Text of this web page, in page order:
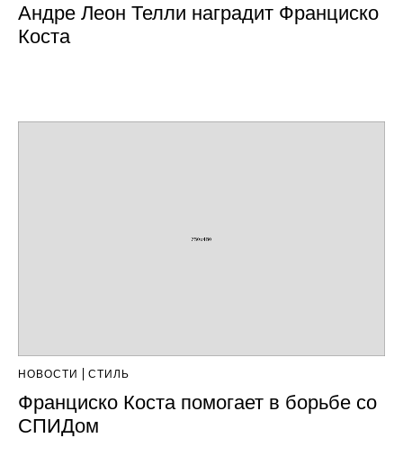
Андре Леон Телли наградит Франциско
Коста
НОВОСТИ СТИЛЬ
Франциско Коста помогает в борьбе со
СПИДом